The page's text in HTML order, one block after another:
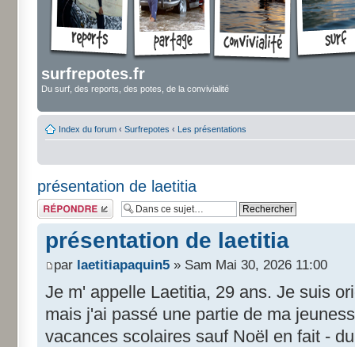
surfrepotes.fr
Du surf, des reports, des potes, de la convivialité
Index du forum ‹ Surfrepotes ‹ Les présentations
présentation de laetitia
Répondre
présentation de laetitia
par laetitiapaquin5 » Sam Mai 30, 2026 11:00
Je m' appelle Laetitia, 29 ans. Je suis
mais j'ai passé une partie de ma
vacances scolaires sauf Noël en fait -